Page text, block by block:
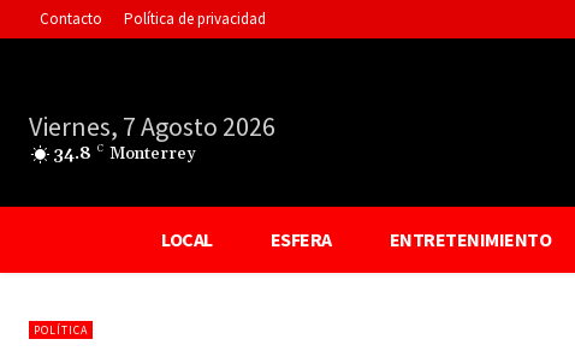
Contacto Política de privacidad
Viernes, 7 Agosto 2026
34.8 C Monterrey
LOCAL ESFERA ENTRETENIMIENTO
POLÍTICA